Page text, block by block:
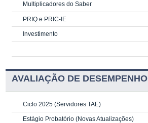
Multiplicadores do Saber
PRIQ e PRIC-IE
Investimento
AVALIAÇÃO DE DESEMPENHO
Ciclo 2025 (Servidores TAE)
Estágio Probatório (Novas Atualizações)